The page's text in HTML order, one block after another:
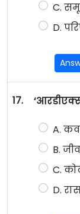
C.
D.
17.
A.
B.
C.
D.